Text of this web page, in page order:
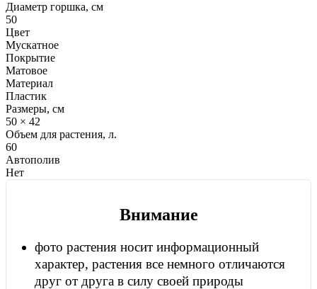
Диаметр горшка, см
50
Цвет
Мускатное
Покрытие
Матовое
Материал
Пластик
Размеры, см
50 × 42
Объем для растения, л.
60
Автополив
Нет
Внимание
фото растения носит информационный
характер, растения все немного отличаются
друг от друга в силу своей природы